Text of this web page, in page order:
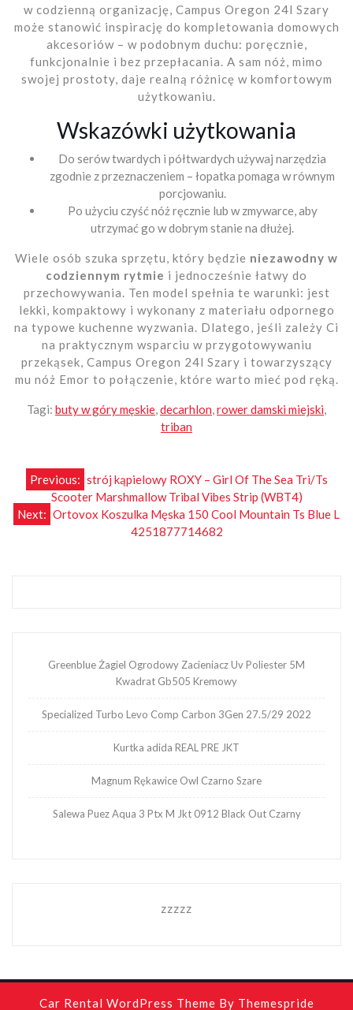
w codzienną organizację, Campus Oregon 24l Szary
może stanowić inspirację do kompletowania domowych
akcesoriów – w podobnym duchu: poręcznie,
funkcjonalnie i bez przepłacania. A sam nóż, mimo
swojej prostoty, daje realną różnicę w komfortowym
użytkowaniu.
Wskazówki użytkowania
Do serów twardych i półtwardych używaj narzędzia
zgodnie z przeznaczeniem – łopatka pomaga w równym
porcjowaniu.
Po użyciu czyść nóż ręcznie lub w zmywarce, aby
utrzymać go w dobrym stanie na dłużej.
Wiele osób szuka sprzętu, który będzie niezawodny w
codziennym rytmie i jednocześnie łatwy do
przechowywania. Ten model spełnia te warunki: jest
lekki, kompaktowy i wykonany z materiału odpornego
na typowe kuchenne wyzwania. Dlatego, jeśli zależy Ci
na praktycznym wsparciu w przygotowywaniu
przekąsek, Campus Oregon 24l Szary i towarzyszący
mu nóż Emor to połączenie, które warto mieć pod ręką.
Tagi: buty w góry męskie,decarhlon,rower damski miejski,
triban
Nawigacja
wpisu
Previous: strój kąpielowy ROXY – Girl Of The Sea Tri/Ts
Scooter Marshmallow Tribal Vibes Strip (WBT4)
Next: Ortovox Koszulka Męska 150 Cool Mountain Ts Blue L
4251877714682
Greenblue Żagiel Ogrodowy Zacieniacz Uv Poliester 5M
Kwadrat Gb505 Kremowy
Specialized Turbo Levo Comp Carbon 3Gen 27.5/29 2022
Kurtka adida REAL PRE JKT
Magnum Rękawice Owl Czarno Szare
Salewa Puez Aqua 3 Ptx M Jkt 0912 Black Out Czarny
zzzzz
Car Rental WordPress Theme By Themespride